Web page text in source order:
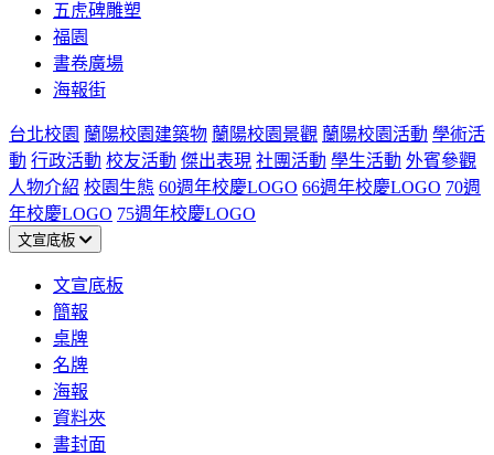
五虎碑雕塑
福園
書卷廣場
海報街
台北校園 蘭陽校園建築物 蘭陽校園景觀 蘭陽校園活動 學術活
動 行政活動 校友活動 傑出表現 社團活動 學生活動 外賓參觀
人物介紹 校園生態 60週年校慶LOGO 66週年校慶LOGO 70週
年校慶LOGO 75週年校慶LOGO
文宣底板
文宣底板
簡報
桌牌
名牌
海報
資料夾
書封面